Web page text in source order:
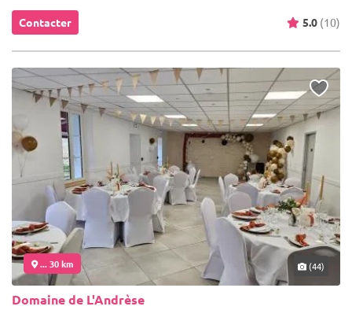
Contacter 5.0 (10)
... 30 km (44)
Domaine de L'Andrèse